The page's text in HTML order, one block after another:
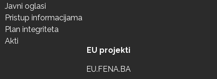
Javni oglasi
Pristup informacijama
Plan integriteta
Akti
EU projekti
EU.FENA.BA